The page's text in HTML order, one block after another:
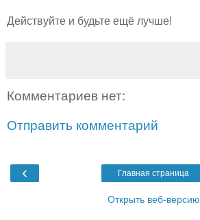
Действуйте и будьте ещё лучше!
Комментариев нет:
Отправить комментарий
‹ Главная страница
Открыть веб-версию